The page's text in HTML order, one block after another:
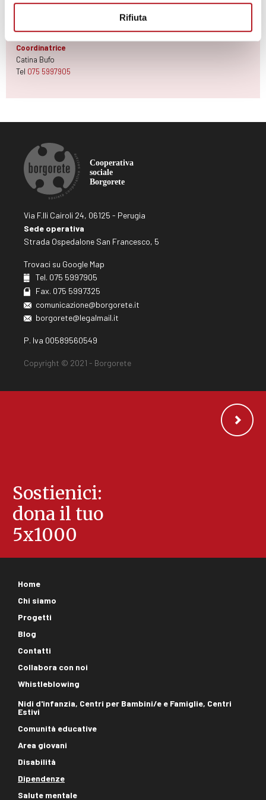
Rifiuta
Numero verde800.214.533
Coordinatrice
Catina Bufo
Tel 075 5997905
Via F.lli Cairoli 24, 06125 - Perugia
Sede operativa
Strada Ospedalone San Francesco, 5
Trovaci su Google Map
Tel. 075 5997905
Fax. 075 5997325
comunicazione@borgorete.it
borgorete@legalmail.it
P. Iva 00589560549
Copyright © 2021 - Borgorete
Sostienici:
dona il tuo
5x1000
Footer
corporate
Home
Chi siamo
Progetti
Blog
Contatti
Collabora con noi
Whistleblowing
Footer
Nidi d'infanzia, Centri per Bambini/e e Famiglie, Centri
Estivi
Comunità educative
Area giovani
Disabilità
Dipendenze
Salute mentale